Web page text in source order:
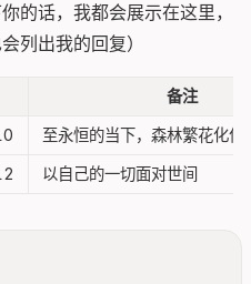
的话，我都会展示在这里，
列出我的回复）
备注
至永恒的当下，森林繁花化作
以自己的一切面对世间